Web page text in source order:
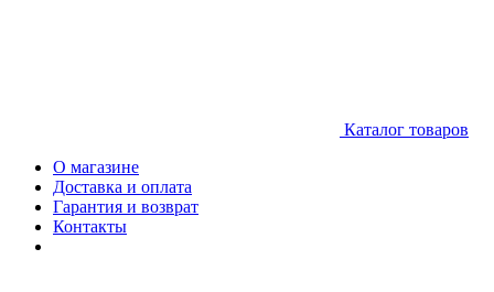
Каталог товаров
О магазине
Доставка и оплата
Гарантия и возврат
Контакты